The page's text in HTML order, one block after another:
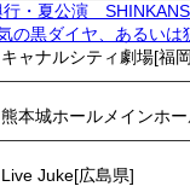
行・夏公演
の黒ダイヤ、あるいは
キャナルシティ劇場[福
熊本城ホールメインホ
Live Juke[広島県]